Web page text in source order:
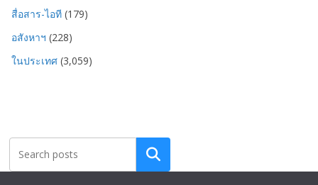
สื่อสาร-ไอที (179)
อสังหาฯ (228)
ในประเทศ (3,059)
Search